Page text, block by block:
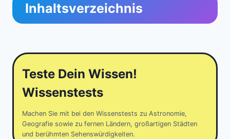
Inhaltsverzeichnis
Teste Dein Wissen!
Wissenstests
Machen Sie mit bei den Wissenstests zu Astronomie,
Geografie sowie zu fernen Ländern, großartigen Städten
und berühmten Sehenswürdigkeiten.